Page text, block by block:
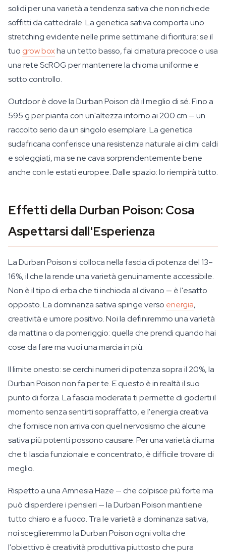
solidi per una varietà a tendenza sativa che non richiede
soffitti da cattedrale. La genetica sativa comporta uno
stretching evidente nelle prime settimane di fioritura: se il
tuo grow boxha un tetto basso, fai cimatura precoce o usa
una rete ScROG per mantenere la chioma uniforme e
sotto controllo.
Outdoor è dove la Durban Poison dà il meglio di sé. Fino a
595 g per pianta con un'altezza intorno ai 200 cm — un
raccolto serio da un singolo esemplare. La genetica
sudafricana conferisce una resistenza naturale ai climi caldi
e soleggiati, ma se ne cava sorprendentemente bene
anche con le estati europee. Dalle spazio: lo riempirà tutto.
Effetti della Durban Poison: Cosa
Aspettarsi dall'Esperienza
La Durban Poison si colloca nella fascia di potenza del 13–
16%, il che la rende una varietà genuinamente accessibile.
Non è il tipo di erba che ti inchioda al divano — è l'esatto
opposto. La dominanza sativa spinge verso energia,
creatività e umore positivo. Noi la definiremmo una varietà
da mattina o da pomeriggio: quella che prendi quando hai
cose da fare ma vuoi una marcia in più.
Il limite onesto: se cerchi numeri di potenza sopra il 20%, la
Durban Poison non fa per te. E questo è in realtà il suo
punto di forza. La fascia moderata ti permette di goderti il
momento senza sentirti sopraffatto, e l'energia creativa
che fornisce non arriva con quel nervosismo che alcune
sativa più potenti possono causare. Per una varietà diurna
che ti lascia funzionale e concentrato, è difficile trovare di
meglio.
Rispetto a una Amnesia Haze — che colpisce più forte ma
può disperdere i pensieri — la Durban Poison mantiene
tutto chiaro e a fuoco. Tra le varietà a dominanza sativa,
noi sceglieremmo la Durban Poison ogni volta che
l'obiettivo è creatività produttiva piuttosto che pura